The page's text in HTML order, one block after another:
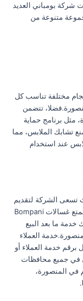
شركة بومباني العديد
متنوعة من
مختلفة تناسب كل
تتضمن
مثل برنامج حماية
تشابك الملابس، مما
عند استخدام
تسعى الشركة لتقديم
أجهزة حديثة بتكلفة مناسبة للمستخدمين.يتمتع غسالات Bompani
ما بعد البيع
العملاء
برقم خدمة العملاء أو
في جميع محافظات
في المنصورة،